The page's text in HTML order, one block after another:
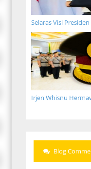
Selaras Visi
Irjen Whisnu
Blog